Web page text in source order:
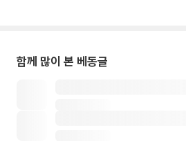
함께 많이 본 베동글